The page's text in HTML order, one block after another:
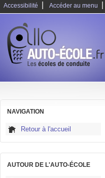
Accessibilité Accéder au menu
NAVIGATION
Retour à l'accueil
AUTOUR DE L'AUTO-ÉCOLE